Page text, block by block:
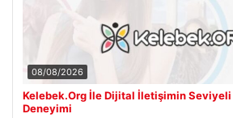
08/08/2026
Kelebek.Org İle Dijital İletişimin
Deneyimi